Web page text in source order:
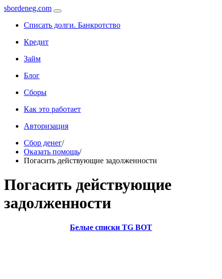
sbordeneg.com
Списать долги. Банкротство
Кредит
Займ
Блог
Сборы
Как это работает
Авторизация
Сбор денег/
Оказать помощь/
Погасить действующие задолженности
Погасить действующие
задолженности
Белые списки TG BOT